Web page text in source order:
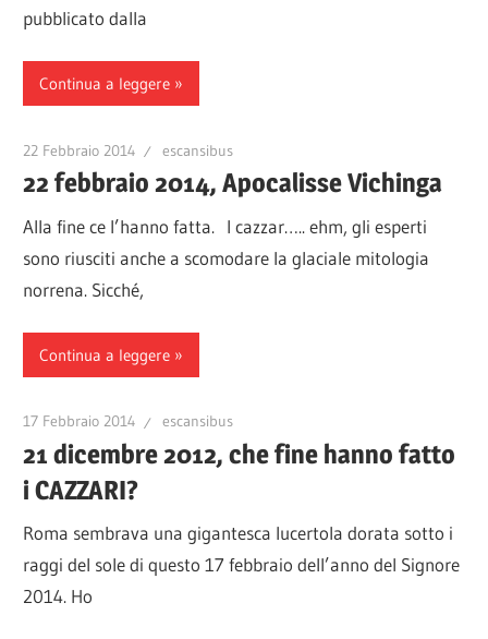
pubblicato dalla
Continua a leggere
22 Febbraio 2014 escansibus
22 febbraio 2014, Apocalisse Vichinga
Alla fine ce l’hanno fatta. I cazzar….. ehm, gli esperti
sono riusciti anche a scomodare la glaciale mitologia
norrena. Sicché,
Continua a leggere
17 Febbraio 2014 escansibus
21 dicembre 2012, che fine hanno fatto
i CAZZARI?
Roma sembrava una gigantesca lucertola dorata sotto i
raggi del sole di questo 17 febbraio dell’anno del Signore
2014. Ho